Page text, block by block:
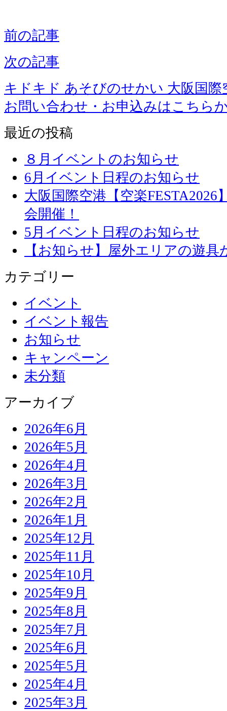
前の記事
次の記事
キドキド あそびのせかい 大阪国際
お問い合わせ・お申込みはこちら
最近の投稿
８月イベントのお知らせ
6月イベント日程のお知らせ
大阪国際空港【空楽
会開催！
5月イベント日程のお知らせ
【お知らせ】屋外エリアの遊
カテゴリー
イベント
イベント報告
お知らせ
キャンペーン
未分類
アーカイブ
2026年6月
2026年5月
2026年4月
2026年3月
2026年2月
2026年1月
2025年12月
2025年11月
2025年10月
2025年9月
2025年8月
2025年7月
2025年6月
2025年5月
2025年4月
2025年3月